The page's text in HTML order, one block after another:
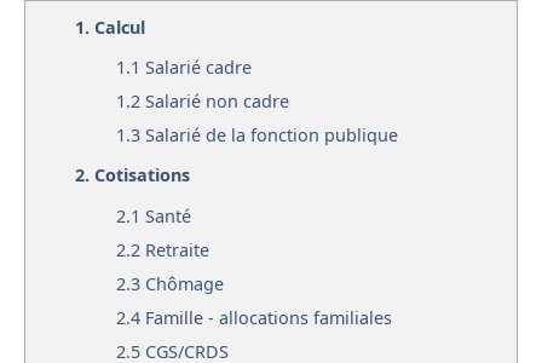
1. Calcul
1.1 Salarié cadre
1.2 Salarié non cadre
1.3 Salarié de la fonction publique
2. Cotisations
2.1 Santé
2.2 Retraite
2.3 Chômage
2.4 Famille - allocations familiales
2.5 CGS/CRDS